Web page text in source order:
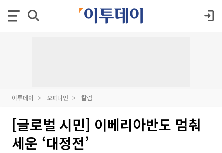
이투데이 오피니언 칼럼
[글로벌 시민] 이베리아반도 멈춰
세운 ‘대정전’